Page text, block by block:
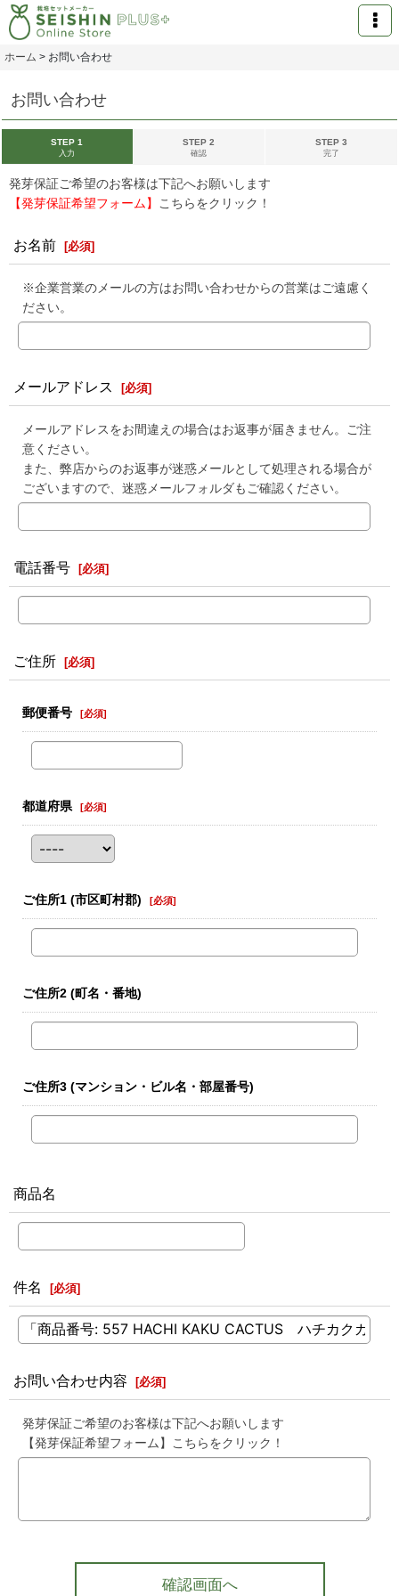
ホーム > お問い合わせ
お問い合わせ
STEP 1
入力
STEP 2
確認
STEP 3
完了
発芽保証ご希望のお客様は下記へお願いします
【発芽保証希望フォーム】
こちらをクリック！
お名前 [必須]
※企業営業のメールの方はお問い合わせからの営業はご遠慮く
ださい。
メールアドレス [必須]
メールアドレスをお間違えの場合はお返事が届きません。ご注
意ください。
また、弊店からのお返事が迷惑メールとして処理される場合が
ございますので、迷惑メールフォルダもご確認ください。
電話番号 [必須]
ご住所 [必須]
郵便番号 [必須]
都道府県 [必須]
ご住所1 (市区町村郡) [必須]
ご住所2 (町名・番地)
ご住所3 (マンション・ビル名・部屋番号)
商品名
件名 [必須]
お問い合わせ内容 [必須]
発芽保証ご希望のお客様は下記へお願いします
【発芽保証希望フォーム】こちらをクリック！
確認画面へ